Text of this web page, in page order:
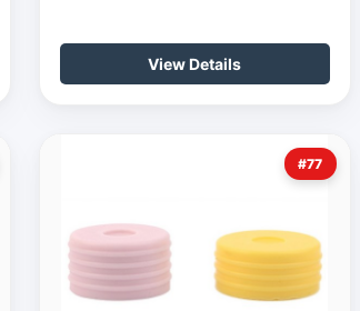
View Details
#77